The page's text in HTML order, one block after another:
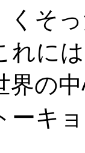
くそ
れに
界の
ーキ